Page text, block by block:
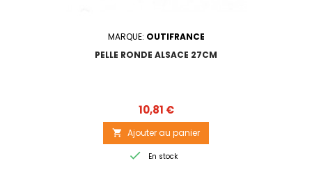
MARQUE: OUTIFRANCE
PELLE RONDE ALSACE 27CM
Prix
10,81 €
 Ajouter au panier
 En stock